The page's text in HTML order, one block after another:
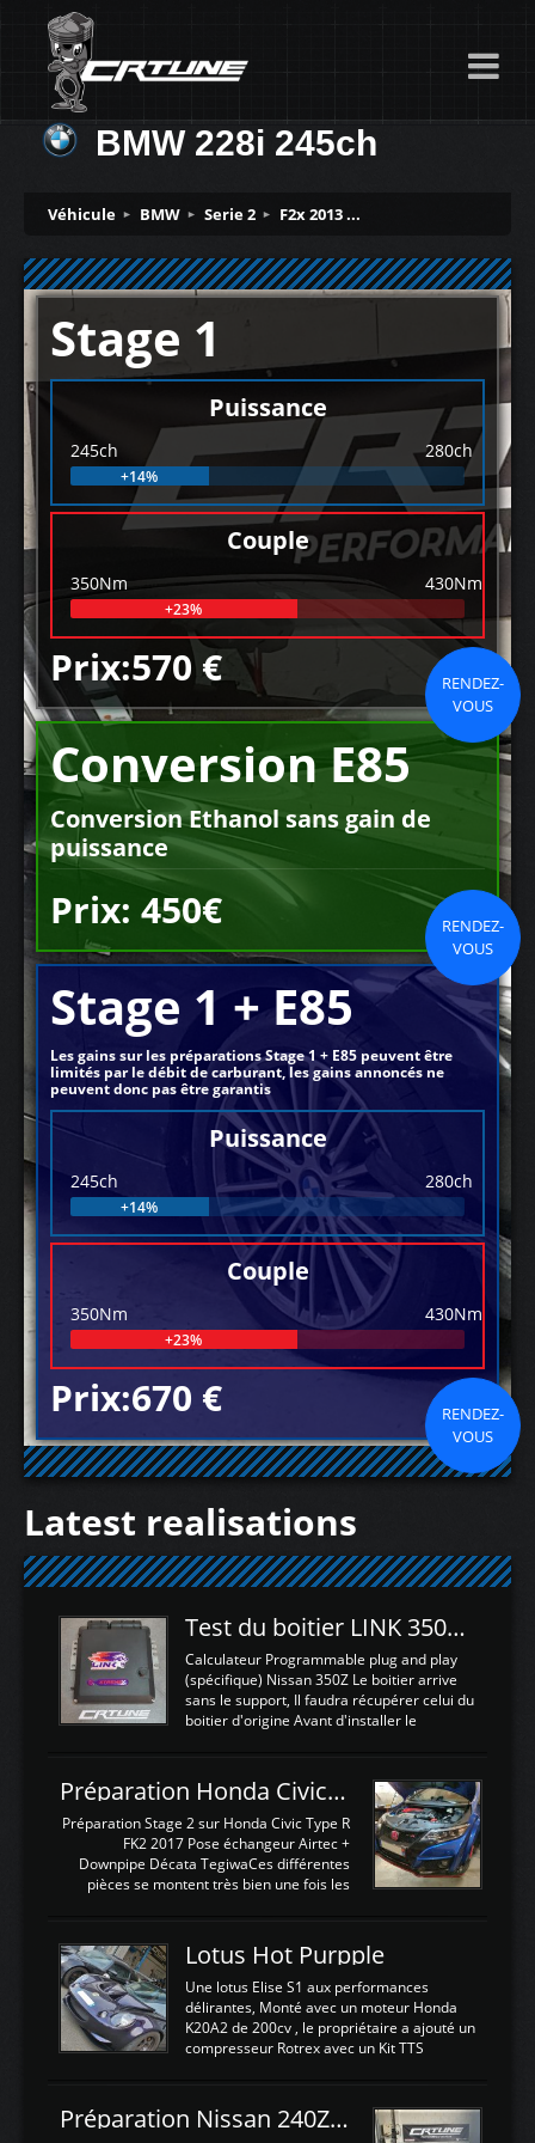
BMW 228i 245ch
Véhicule BMW Serie 2 F2x 2013 ...
Stage 1
Puissance
245ch 280ch
+14%
Couple
350Nm 430Nm
+23%
Prix:570 €
RENDEZ-
VOUS
Conversion E85
Conversion Ethanol sans gain de
puissance
Prix: 450€
RENDEZ-
VOUS
Stage 1 + E85
Les gains sur les préparations Stage 1 + E85 peuvent être
limités par le débit de carburant, les gains annoncés ne
peuvent donc pas être garantis
Puissance
245ch 280ch
+14%
Couple
350Nm 430Nm
+23%
Prix:670 €
RENDEZ-
VOUS
Latest realisations
Test du boitier LINK 350Z Plugin ECU
Calculateur Programmable plug and play
(spécifique) Nissan 350Z Le boitier arrive
sans le support, Il faudra récupérer celui du
boitier d'origine Avant d'installer le
d'envoyer l'information de la large bande
dans le boitier. sydney sweeney deepfake
La sortie 0-5V de l'afr sera connectée sur
l'entrée AN Volt 8 et GndAN pour
Analogique, et Volt car l'information est une
tension (Pas une résistance variable d'un
est temps de brancher le ...
Préparation Honda Civic Type R FK2
Préparation Stage 2 sur Honda Civic Type R
FK2 2017 Pose échangeur Airtec +
Downpipe Décata TegiwaCes différentes
pièces se montent très bien une fois les
légere découpe du plastique inferieur,
negénant en rien la structure ou le
fonctionnement du fond plat. Une
reprogrammation Stage 2 est faite sur le
calculateur d'origine. Une alternative
économique au passage sur Hondata
d'origine 310cv et 400Nn , Une fois
reprogrammé et les ...
Lotus Hot Purpple
Une lotus Elise S1 aux performances
délirantes, Monté avec un moteur Honda
K20A2 de 200cv , le propriétaire a ajouté un
compresseur Rotrex avec un Kit TTS
d'augmenter la puissance de son moteur:
un watercooler a été ajouté. 300Cv sans
Préparation Nissan 240Z SR20DET